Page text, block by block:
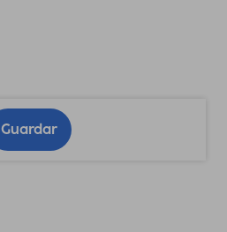
Guardar